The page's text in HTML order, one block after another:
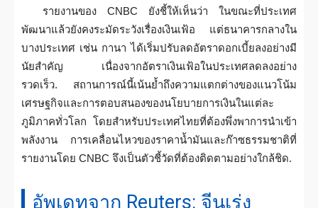
รายงานของ CNBC ยังชี้ให้เห็นว่า ในขณะที่ประเทศ
พัฒนาแล้วยังคงระมัดระวังเรื่องเงินเฟ้อ แต่ธนาคารกลางใน
บางประเทศ เช่น กานา ได้เริ่มปรับลดอัตราดอกเบี้ยลงอย่างมี
นัยสำคัญ เนื่องจากอัตราเงินเฟ้อในประเทศลดลงอย่าง
รวดเร็ว. สถานการณ์นี้เน้นย้ำถึงความแตกต่างของแนวโน้ม
เศรษฐกิจและการตอบสนองของนโยบายการเงินในแต่ละ
ภูมิภาคทั่วโลก โดยสำหรับประเทศไทยที่ต้องพึ่งพาการนำเข้า
พลังงาน การเคลื่อนไหวของราคาน้ำมันและก๊าซธรรมชาติที่
รายงานโดย CNBC จึงเป็นตัวชี้วัดที่ต้องติดตามอย่างใกล้ชิด.
อัพเดทจาก Reuters: จีนเร่ง